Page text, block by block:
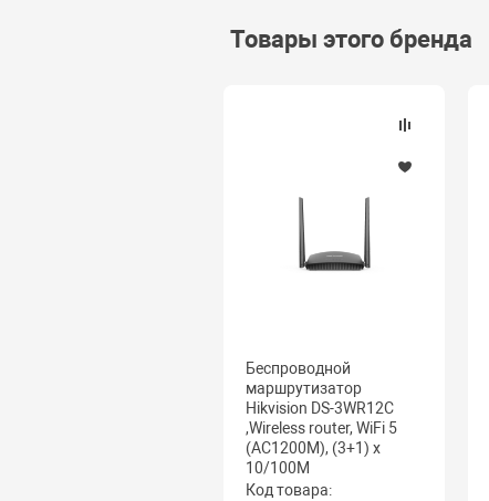
Товары этого бренда
Беспроводной
маршрутизатор
Hikvision DS-3WR12C
,Wireless router, WiFi 5
(AC1200M), (3+1) x
10/100M
Код товара: